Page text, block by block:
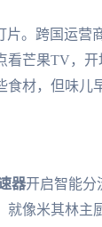
。跨国运营
芒果TV，
材，但味儿
器开启智能分
像米其林主